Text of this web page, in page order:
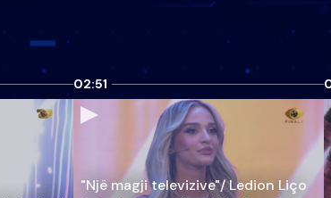
02:51
"Një magji televizive"/ Ledion Liço